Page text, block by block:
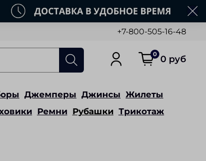
+7-800-505-16-48
0 0 руб
Джемперы Джинсы Жилеты
Ремни Рубашки Трикотаж